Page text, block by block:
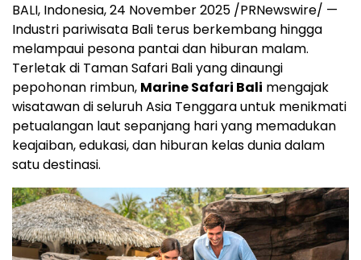
BALI, Indonesia,24 November 2025 /PRNewswire/ —
Industri pariwisata Bali terus berkembang hingga
melampaui pesona pantai dan hiburan malam.
Terletak di Taman Safari Bali yang dinaungi
pepohonan rimbun, Marine Safari Bali mengajak
wisatawan di seluruhAsia Tenggarauntuk menikmati
petualangan laut sepanjang hari yang memadukan
keajaiban, edukasi, dan hiburan kelas dunia dalam
satu destinasi.